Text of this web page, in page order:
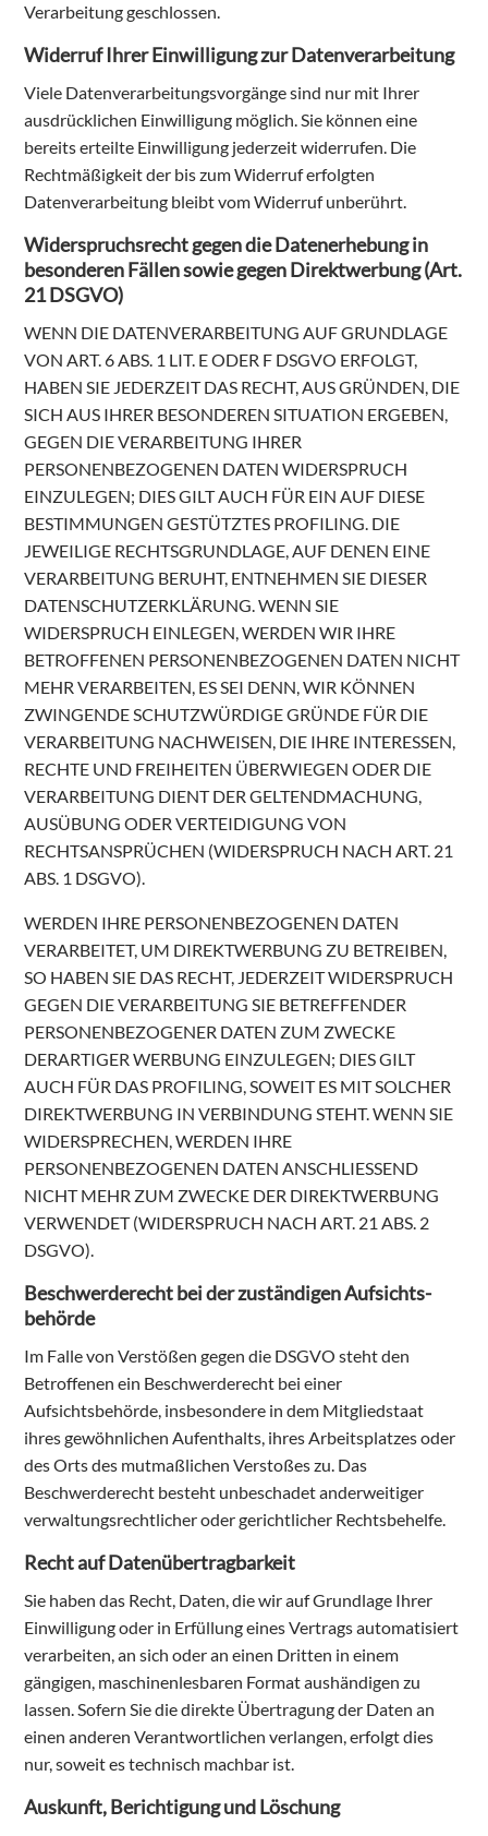
Verarbeitung geschlossen.
Widerruf Ihrer Einwilligung zur Datenverarbeitung
Viele Datenverarbeitungsvorgänge sind nur mit Ihrer
ausdrücklichen Einwilligung möglich. Sie können eine
bereits erteilte Einwilligung jederzeit widerrufen. Die
Rechtmäßigkeit der bis zum Widerruf erfolgten
Datenverarbeitung bleibt vom Widerruf unberührt.
Widerspruchsrecht gegen die Datenerhebung in
besonderen Fällen sowie gegen Direktwerbung (Art.
21 DSGVO)
WENN DIE DATENVERARBEITUNG AUF GRUNDLAGE
VON ART. 6 ABS. 1 LIT. E ODER F DSGVO ERFOLGT,
HABEN SIE JEDERZEIT DAS RECHT, AUS GRÜNDEN, DIE
SICH AUS IHRER BESONDEREN SITUATION ERGEBEN,
GEGEN DIE VERARBEITUNG IHRER
PERSONENBEZOGENEN DATEN WIDERSPRUCH
EINZULEGEN; DIES GILT AUCH FÜR EIN AUF DIESE
BESTIMMUNGEN GESTÜTZTES PROFILING. DIE
JEWEILIGE RECHTSGRUNDLAGE, AUF DENEN EINE
VERARBEITUNG BERUHT, ENTNEHMEN SIE DIESER
DATENSCHUTZERKLÄRUNG. WENN SIE
WIDERSPRUCH EINLEGEN, WERDEN WIR IHRE
BETROFFENEN PERSONENBEZOGENEN DATEN NICHT
MEHR VERARBEITEN, ES SEI DENN, WIR KÖNNEN
ZWINGENDE SCHUTZWÜRDIGE GRÜNDE FÜR DIE
VERARBEITUNG NACHWEISEN, DIE IHRE INTERESSEN,
RECHTE UND FREIHEITEN ÜBERWIEGEN ODER DIE
VERARBEITUNG DIENT DER GELTENDMACHUNG,
AUSÜBUNG ODER VERTEIDIGUNG VON
RECHTSANSPRÜCHEN (WIDERSPRUCH NACH ART. 21
ABS. 1 DSGVO).
WERDEN IHRE PERSONENBEZOGENEN DATEN
VERARBEITET, UM DIREKTWERBUNG ZU BETREIBEN,
SO HABEN SIE DAS RECHT, JEDERZEIT WIDERSPRUCH
GEGEN DIE VERARBEITUNG SIE BETREFFENDER
PERSONENBEZOGENER DATEN ZUM ZWECKE
DERARTIGER WERBUNG EINZULEGEN; DIES GILT
AUCH FÜR DAS PROFILING, SOWEIT ES MIT SOLCHER
DIREKTWERBUNG IN VERBINDUNG STEHT. WENN SIE
WIDERSPRECHEN, WERDEN IHRE
PERSONENBEZOGENEN DATEN ANSCHLIESSEND
NICHT MEHR ZUM ZWECKE DER DIREKTWERBUNG
VERWENDET (WIDERSPRUCH NACH ART. 21 ABS. 2
DSGVO).
Beschwerde­recht bei der zuständigen Aufsichts­
behörde
Im Falle von Verstößen gegen die DSGVO steht den
Betroffenen ein Beschwerderecht bei einer
Aufsichtsbehörde, insbesondere in dem Mitgliedstaat
ihres gewöhnlichen Aufenthalts, ihres Arbeitsplatzes oder
des Orts des mutmaßlichen Verstoßes zu. Das
Beschwerderecht besteht unbeschadet anderweitiger
verwaltungsrechtlicher oder gerichtlicher Rechtsbehelfe.
Recht auf Daten­übertrag­barkeit
Sie haben das Recht, Daten, die wir auf Grundlage Ihrer
Einwilligung oder in Erfüllung eines Vertrags automatisiert
verarbeiten, an sich oder an einen Dritten in einem
gängigen, maschinenlesbaren Format aushändigen zu
lassen. Sofern Sie die direkte Übertragung der Daten an
einen anderen Verantwortlichen verlangen, erfolgt dies
nur, soweit es technisch machbar ist.
Auskunft, Berichtigung und Löschung